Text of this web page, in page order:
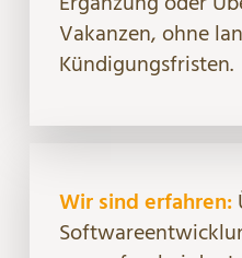
Vakanzen, ohne
Kündigungsfristen.
Wir sind erfahren: